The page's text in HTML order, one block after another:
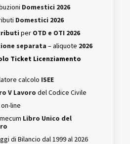
Domestici 2026
Domestici 2026
per OTD e OTI 2026
separata – aliquote 2026
Ticket Licenziamento
calcolo ISEE
V Lavoro del Codice Civile
on-line
Libro Unico del
di Bilancio dal 1999 al 2026